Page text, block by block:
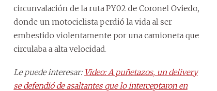
circunvalación de la ruta PY02 de Coronel Oviedo,
donde un motociclista perdió la vida al ser
embestido violentamente por una camioneta que
circulaba a alta velocidad.
Le puede interesar: Video: A puñetazos, un delivery
se defendió de asaltantes que lo interceptaron en